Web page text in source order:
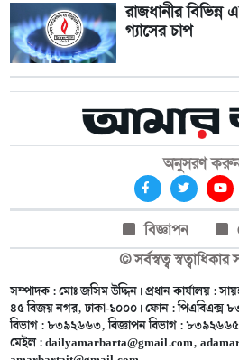
রাজধানীর বিভিন্ন
গ্যাসের চাপ
অনুসরণ
বিজ্ঞাপন
© সর্বস্বত্ব স্বত্বাধিকার
সম্পাদক : মোঃ জসিম উদ্দিন। প্রধান কার্যালয় :
৪৫ বিজয় নগর, ঢাকা-১০০০। ফোন : পিএবিএক্স
বিভাগ : ৮৩৯২৬৬৩, বিজ্ঞাপন বিভাগ :
মেইল :dailyamarbarta@gmail.com,